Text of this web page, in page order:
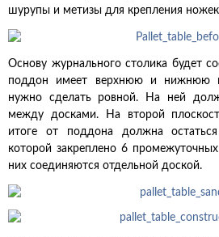
шурупы и метизы для крепления
Основу журнального столика будет
поддон имеет верхнюю и нижнюю
нужно сделать ровной. На ней
между досками. На второй
итоге от поддона должна
которой закреплено 6
них соединяются отдельной доской.